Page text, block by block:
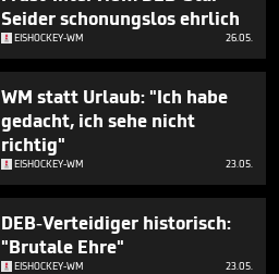
Seider schonungslos ehrlich
EISHOCKEY-WM 26.05.
WM statt Urlaub: "Ich habe
gedacht, ich sehe nicht
richtig"
EISHOCKEY-WM 23.05.
DEB-Verteidiger historisch:
"Brutale Ehre"
EISHOCKEY-WM 23.05.